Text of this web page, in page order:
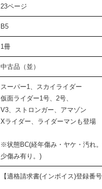
23ページ
B5
1冊
中古品（並）
スーパー1、スカイライダー
仮面ライダー1号、2号、
V3、ストロンガー、アマゾン
Xライダー、ライダーマンも登場
※状態BC(経年傷み・ヤケ・汚れ
少傷み有り。)
【適格請求書(インボイス)登録番